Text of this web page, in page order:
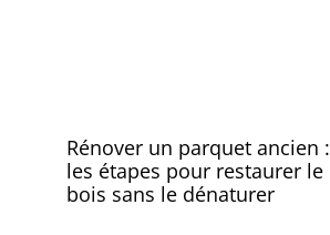
Rénover un parquet ancien :
les étapes pour restaurer le
bois sans le dénaturer